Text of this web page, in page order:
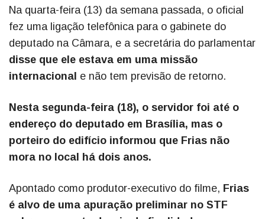
Na quarta-feira (13) da semana passada, o oficial
fez uma ligação telefônica para o gabinete do
deputado na Câmara, e a secretária do parlamentar
disse que ele estava em uma missão
internacional e não tem previsão de retorno.
Nesta segunda-feira (18), o servidor foi até o
endereço do deputado em Brasília, mas o
porteiro do edifício informou que Frias não
mora no local há dois anos.
Apontado como produtor-executivo do filme, Frias
é alvo de uma apuração preliminar no STF